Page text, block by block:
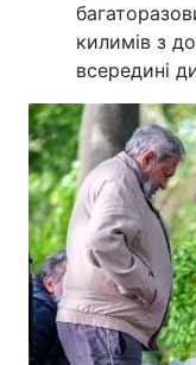
килимів з
всередині